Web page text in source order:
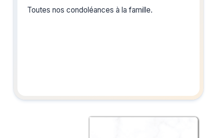
Toutes nos condoléances à la famille.